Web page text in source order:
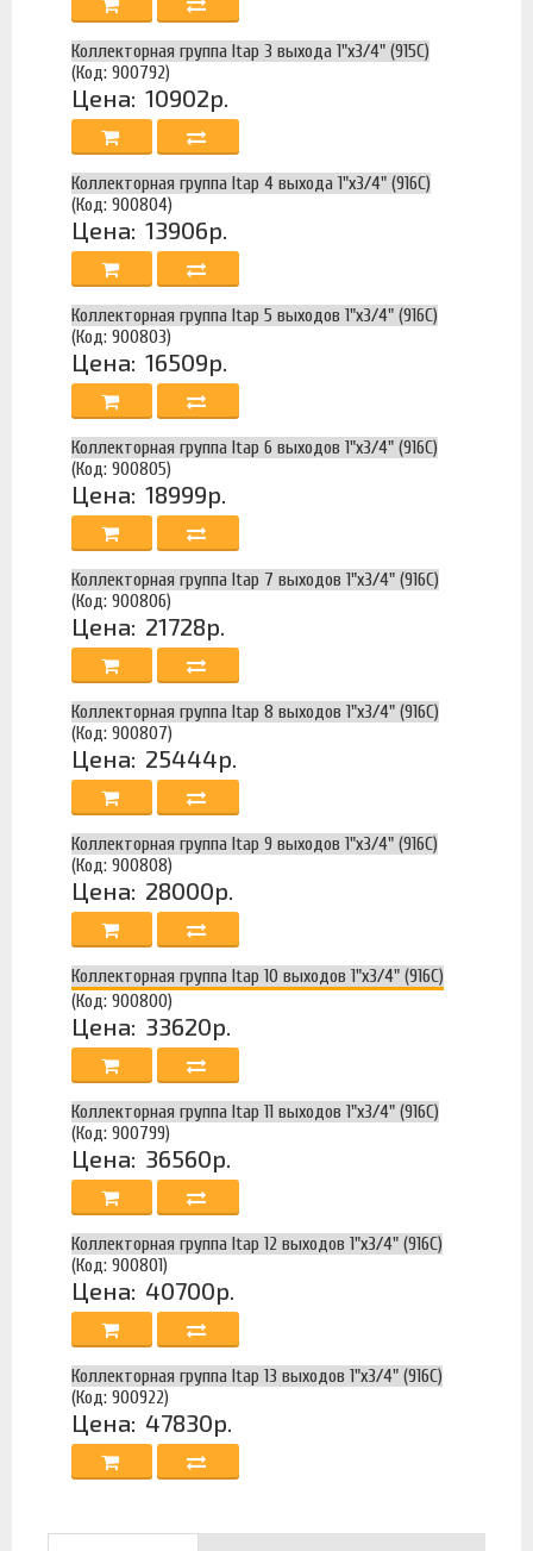
Коллекторная группа Itap 3 выхода 1"х3/4" (915C)
(Код: 900792)
Цена: 10902р.
Коллекторная группа Itap 4 выхода 1"х3/4" (916C)
(Код: 900804)
Цена: 13906р.
Коллекторная группа Itap 5 выходов 1"х3/4" (916C)
(Код: 900803)
Цена: 16509р.
Коллекторная группа Itap 6 выходов 1"х3/4" (916C)
(Код: 900805)
Цена: 18999р.
Коллекторная группа Itap 7 выходов 1"х3/4" (916C)
(Код: 900806)
Цена: 21728р.
Коллекторная группа Itap 8 выходов 1"х3/4" (916C)
(Код: 900807)
Цена: 25444р.
Коллекторная группа Itap 9 выходов 1"х3/4" (916C)
(Код: 900808)
Цена: 28000р.
Коллекторная группа Itap 10 выходов 1"х3/4" (916C)
(Код: 900800)
Цена: 33620р.
Коллекторная группа Itap 11 выходов 1"х3/4" (916C)
(Код: 900799)
Цена: 36560р.
Коллекторная группа Itap 12 выходов 1"х3/4" (916C)
(Код: 900801)
Цена: 40700р.
Коллекторная группа Itap 13 выходов 1"х3/4" (916C)
(Код: 900922)
Цена: 47830р.